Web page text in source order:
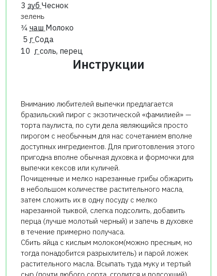
3 зуб Чеснок
зелень
3⁄4 чаш Молоко
5 г Сода
10 г соль, перец
Инструкции
Вниманию любителей выпечки предлагается
бразильский пирог с экзотической «фамилией» —
торта паулиста, по сути дела являющийся просто
пирогом с необычным для нас сочетанием вполне
доступных ингредиентов. Для приготовления этого
пригодна вполне обычная духовка и формочки для
выпечки кексов или куличей.
Почищенные и мелко нарезанные грибы обжарить
в небольшом количестве растительного масла,
затем сложить их в одну посуду с мелко
нарезанной тыквой, слегка подсолить, добавить
перца (лучше молотый черный) и запечь в духовке
в течение примерно получаса.
Сбить яйца с кислым молоком(можно пресным, но
тогда понадобится разрыхлитель) и парой ложек
растительного масла. Всыпать туда муку и тертый